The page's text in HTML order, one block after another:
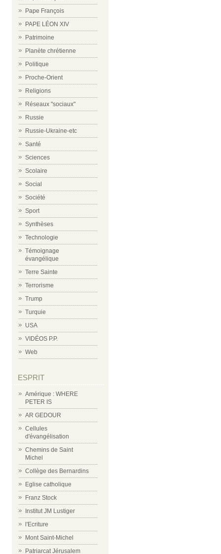
Pape François
PAPE LÉON XIV
Patrimoine
Planète chrétienne
Politique
Proche-Orient
Religions
Réseaux "sociaux"
Russie
Russie-Ukraine-etc
Santé
Sciences
Scolaire
Social
Société
Sport
Synthèses
Technologie
Témoignage
évangélique
Terre Sainte
Terrorisme
Trump
Turquie
USA
VIDÉOS P.P.
Web
ESPRIT
Amérique : WHERE
PETER IS
AR GEDOUR
Cellules
d'évangélisation
Chemins de Saint
Michel
Collège des Bernardins
Eglise catholique
Franz Stock
Institut JM Lustiger
l'Ecriture
Mont Saint-Michel
Patriarcat Jérusalem